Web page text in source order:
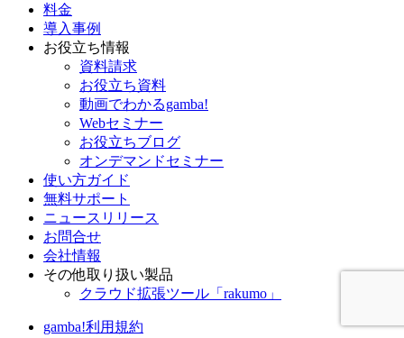
料金
導入事例
お役立ち情報
資料請求
お役立ち資料
動画でわかるgamba!
Webセミナー
お役立ちブログ
オンデマンドセミナー
使い方ガイド
無料サポート
ニュースリリース
お問合せ
会社情報
その他取り扱い製品
クラウド拡張ツール「rakumo」
gamba!利用規約